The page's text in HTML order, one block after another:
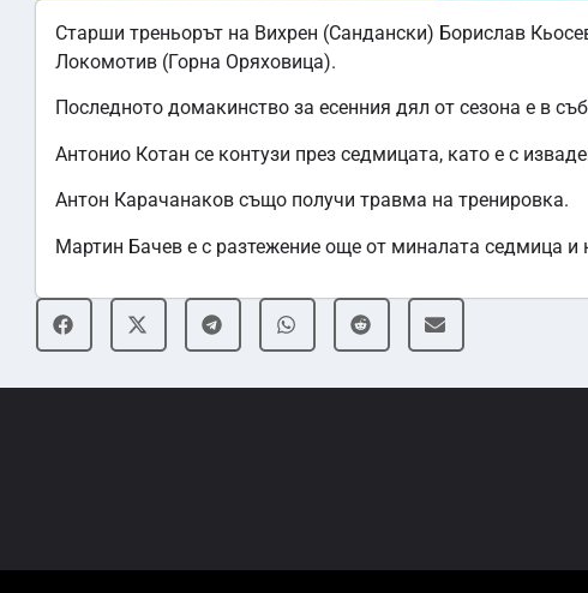
Старши треньорът на Вихрен (Сандански) Борислав
Локомотив (Горна Оряховица).
Последното домакинство за есенния дял от сезона е в
Антонио Котан се контузи през седмицата, като е с
Антон Карачанаков също получи травма на тренировка.
Мартин Бачев е с разтежение още от миналата седмица и